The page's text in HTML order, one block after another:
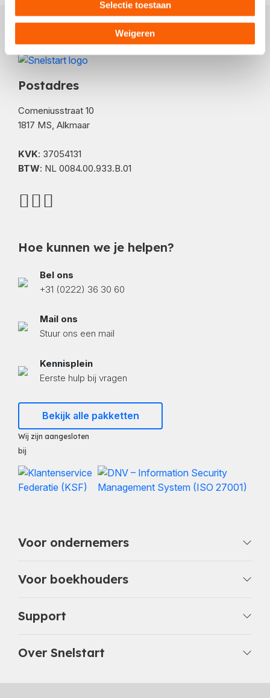
Selectie toestaan
Weigeren
Postadres
Comeniusstraat 10
1817 MS, Alkmaar
KVK: 37054131
BTW: NL 0084.00.933.B.01
Hoe kunnen we je helpen?
Bel ons
+31 (0222) 36 30 60
Mail ons
Stuur ons een mail
Kennisplein
Eerste hulp bij vragen
Bekijk alle pakketten
Wij zijn aangesloten
bij
Voor ondernemers
Voor boekhouders
Support
Over Snelstart